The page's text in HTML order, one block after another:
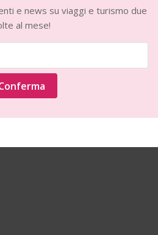
e news su viaggi e turismo due
al mese!